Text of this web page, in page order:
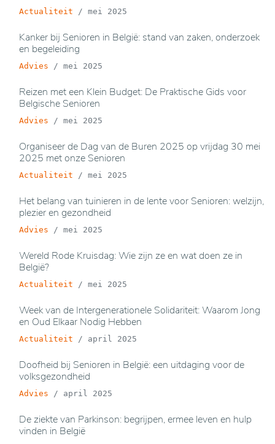
Actualiteit / mei 2025
Kanker bij Senioren in België: stand van zaken, onderzoek
en begeleiding
Advies / mei 2025
Reizen met een Klein Budget: De Praktische Gids voor
Belgische Senioren
Advies / mei 2025
Organiseer de Dag van de Buren 2025 op vrijdag 30 mei
2025 met onze Senioren
Actualiteit / mei 2025
Het belang van tuinieren in de lente voor Senioren: welzijn,
plezier en gezondheid
Advies / mei 2025
Wereld Rode Kruisdag: Wie zijn ze en wat doen ze in
België?
Actualiteit / mei 2025
Week van de Intergenerationele Solidariteit: Waarom Jong
en Oud Elkaar Nodig Hebben
Actualiteit / april 2025
Doofheid bij Senioren in België: een uitdaging voor de
volksgezondheid
Advies / april 2025
De ziekte van Parkinson: begrijpen, ermee leven en hulp
vinden in België